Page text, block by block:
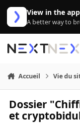
Aller au contenu
View in the app
A better way to
Accueil Vie du
Dossier
et